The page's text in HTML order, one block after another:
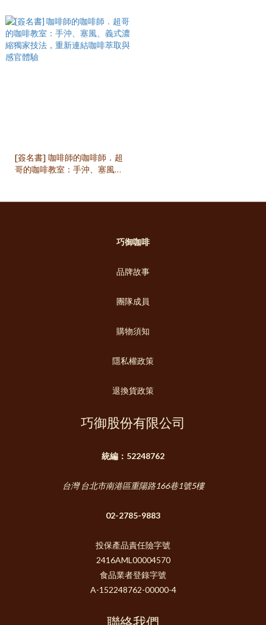
[簽名書] 咖啡師的咖啡師．超
哥的咖啡教室：手沖、塞風、
巧御咖啡
品牌故事
團隊成員
購物須知
隱私權政策
退換貨政策
巧御股份有限公司
統編：52248762
台灣 台北市南港區重陽路166巷1號5樓
02-2785-9883
投保產品責任險字號
2416AML00004570
食品業者登錄字號
A-152248762-00000-4